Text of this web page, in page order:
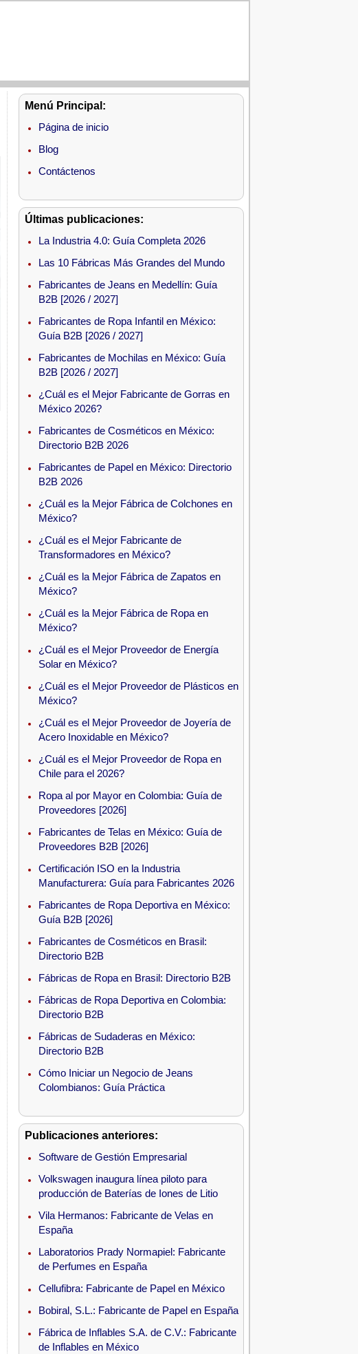
Menú Principal:
Página de inicio
Blog
Contáctenos
Últimas publicaciones:
La Industria 4.0: Guía Completa 2026
Las 10 Fábricas Más Grandes del Mundo
Fabricantes de Jeans en Medellín: Guía
B2B [2026 / 2027]
Fabricantes de Ropa Infantil en México:
Guía B2B [2026 / 2027]
Fabricantes de Mochilas en México: Guía
B2B [2026 / 2027]
¿Cuál es el Mejor Fabricante de Gorras en
México 2026?
Fabricantes de Cosméticos en México:
Directorio B2B 2026
Fabricantes de Papel en México: Directorio
B2B 2026
¿Cuál es la Mejor Fábrica de Colchones en
México?
¿Cuál es el Mejor Fabricante de
Transformadores en México?
¿Cuál es la Mejor Fábrica de Zapatos en
México?
¿Cuál es la Mejor Fábrica de Ropa en
México?
¿Cuál es el Mejor Proveedor de Energía
Solar en México?
¿Cuál es el Mejor Proveedor de Plásticos en
México?
¿Cuál es el Mejor Proveedor de Joyería de
Acero Inoxidable en México?
¿Cuál es el Mejor Proveedor de Ropa en
Chile para el 2026?
Ropa al por Mayor en Colombia: Guía de
Proveedores [2026]
Fabricantes de Telas en México: Guía de
Proveedores B2B [2026]
Certificación ISO en la Industria
Manufacturera: Guía para Fabricantes 2026
Fabricantes de Ropa Deportiva en México:
Guía B2B [2026]
Fabricantes de Cosméticos en Brasil:
Directorio B2B
Fábricas de Ropa en Brasil: Directorio B2B
Fábricas de Ropa Deportiva en Colombia:
Directorio B2B
Fábricas de Sudaderas en México:
Directorio B2B
Cómo Iniciar un Negocio de Jeans
Colombianos: Guía Práctica
Publicaciones anteriores:
Software de Gestión Empresarial
Volkswagen inaugura línea piloto para
producción de Baterías de Iones de Litio
Vila Hermanos: Fabricante de Velas en
España
Laboratorios Prady Normapiel: Fabricante
de Perfumes en España
Cellufibra: Fabricante de Papel en México
Bobiral, S.L.: Fabricante de Papel en España
Fábrica de Inflables S.A. de C.V.: Fabricante
de Inflables en México